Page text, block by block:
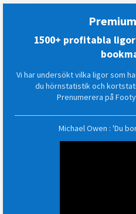
1500+ profitabla
Vi har undersökt vilka ligor som
du hörnstatistik och
Prenumerera på
Michael Owen : 'Du